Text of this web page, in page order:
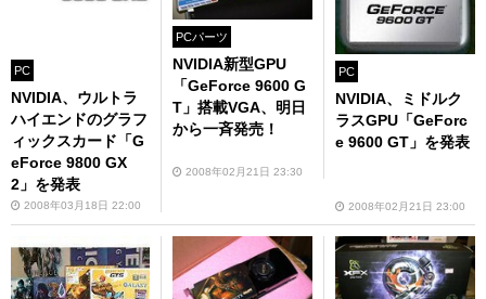
PC
NVIDIA、ウルトラ
ハイエンドのグラフ
ィックスカード「G
eForce 9800 GX
2」を発表
2008年03月18日 22:00
PCパーツ
NVIDIA新型GPU
「GeForce 9600 G
T」搭載VGA、明日
から一斉発売！
2008年02月21日 23:30
PC
NVIDIA、ミドルク
ラスGPU「GeForc
e 9600 GT」を発表
2008年02月21日 23:00